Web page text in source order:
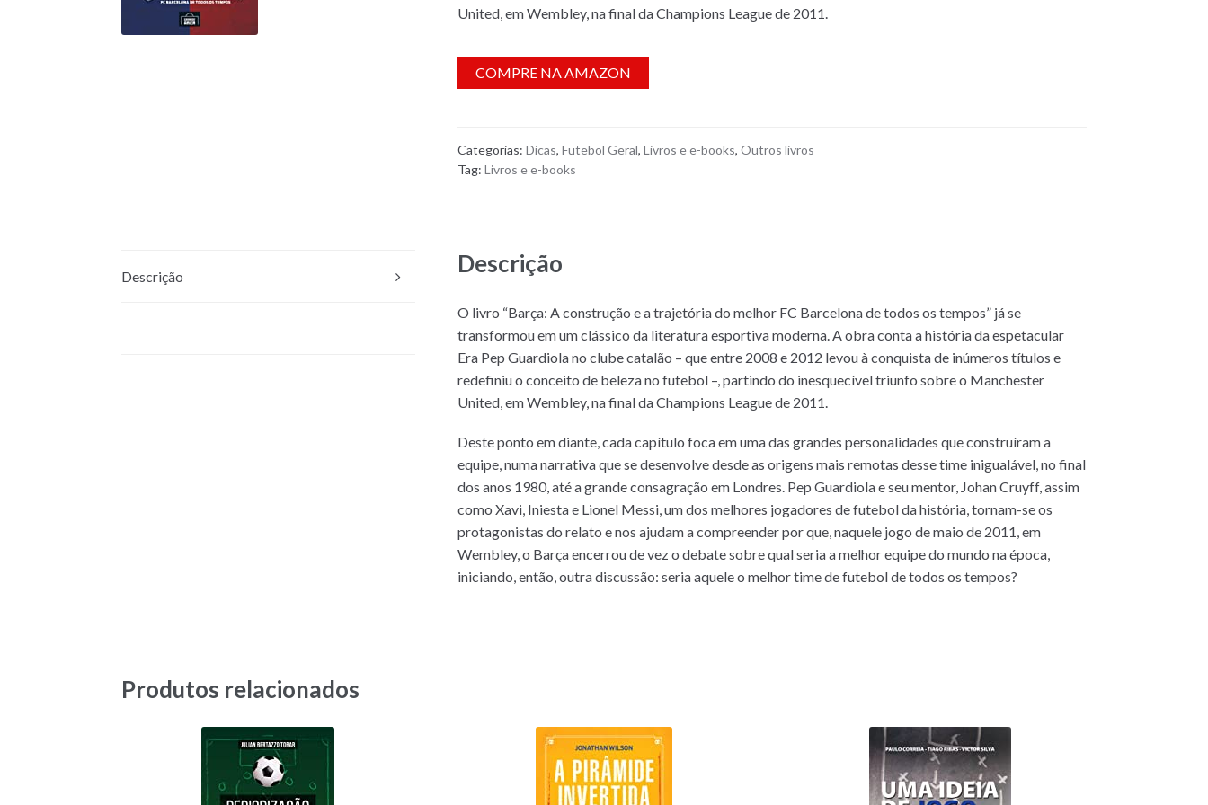
United, em Wembley, na final da Champions League de 2011.
COMPRE NA AMAZON
Categorias: Dicas, Futebol Geral, Livros e e-books, Outros livros
Tag: Livros e e-books
Descrição Descrição
O livro “Barça: A construção e a trajetória do melhor FC Barcelona de todos os tempos” já se
transformou em um clássico da literatura esportiva moderna. A obra conta a história da espetacular
Era Pep Guardiola no clube catalão – que entre 2008 e 2012 levou à conquista de inúmeros títulos e
redefiniu o conceito de beleza no futebol –, partindo do inesquecível triunfo sobre o Manchester
United, em Wembley, na final da Champions League de 2011.
Deste ponto em diante, cada capítulo foca em uma das grandes personalidades que construíram a
equipe, numa narrativa que se desenvolve desde as origens mais remotas desse time inigualável, no final
dos anos 1980, até a grande consagração em Londres. Pep Guardiola e seu mentor, Johan Cruyff, assim
como Xavi, Iniesta e Lionel Messi, um dos melhores jogadores de futebol da história, tornam-se os
protagonistas do relato e nos ajudam a compreender por que, naquele jogo de maio de 2011, em
Wembley, o Barça encerrou de vez o debate sobre qual seria a melhor equipe do mundo na época,
iniciando, então, outra discussão: seria aquele o melhor time de futebol de todos os tempos?
Produtos relacionados